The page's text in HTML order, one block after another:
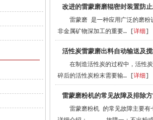
改进的雷蒙磨磨辊密封装置防
雷蒙磨 是一种应用广泛的磨粉
非金属矿物深加工的重要… [ 详细
活性炭雷蒙磨出料自动输送及
在制造活性炭的过程中，活性
碎后的活性炭粉末需要输… [ 详细
雷蒙磨粉机的常见故障及排除
雷蒙磨粉机 的常见故障主要有